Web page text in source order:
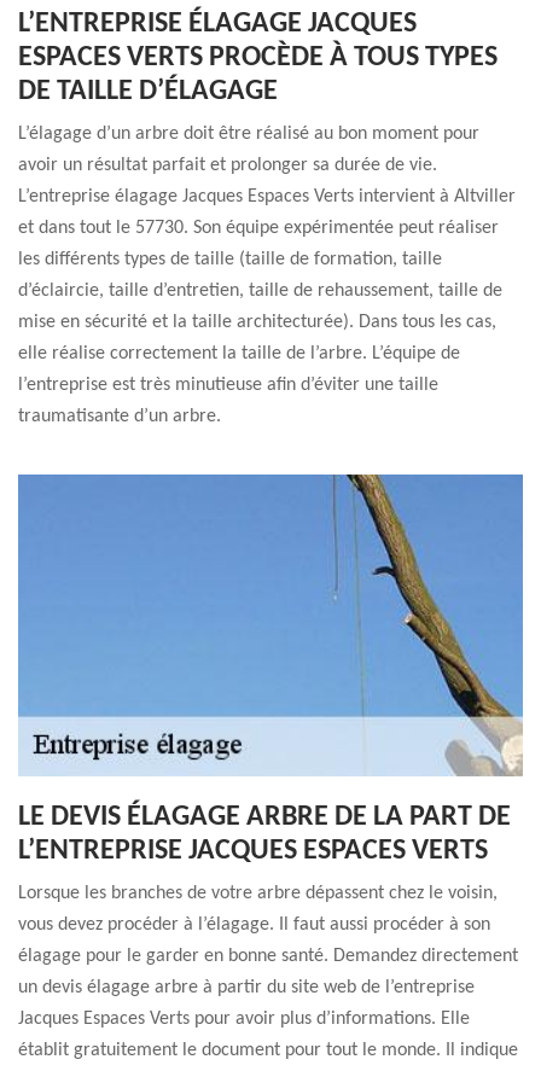
L’ENTREPRISE ÉLAGAGE JACQUES
ESPACES VERTS PROCÈDE À TOUS TYPES
DE TAILLE D’ÉLAGAGE
L’élagage d’un arbre doit être réalisé au bon moment pour
avoir un résultat parfait et prolonger sa durée de vie.
L’entreprise élagage Jacques Espaces Verts intervient à Altviller
et dans tout le 57730. Son équipe expérimentée peut réaliser
les différents types de taille (taille de formation, taille
d’éclaircie, taille d’entretien, taille de rehaussement, taille de
mise en sécurité et la taille architecturée). Dans tous les cas,
elle réalise correctement la taille de l’arbre. L’équipe de
l’entreprise est très minutieuse afin d’éviter une taille
traumatisante d’un arbre.
LE DEVIS ÉLAGAGE ARBRE DE LA PART DE
L’ENTREPRISE JACQUES ESPACES VERTS
Lorsque les branches de votre arbre dépassent chez le voisin,
vous devez procéder à l’élagage. Il faut aussi procéder à son
élagage pour le garder en bonne santé. Demandez directement
un devis élagage arbre à partir du site web de l’entreprise
Jacques Espaces Verts pour avoir plus d’informations. Elle
établit gratuitement le document pour tout le monde. Il indique